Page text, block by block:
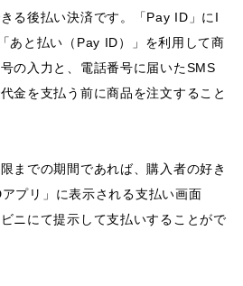
る後払い決済です。「Pay ID」にI
あと払い（Pay ID）」を利用して商
の入力と、電話番号に届いたSMS
金を支払う前に商品を注文すること
までの期間であれば、購入者の好き
プリ」に表示される支払い画面
ニにて提示して支払いすることがで